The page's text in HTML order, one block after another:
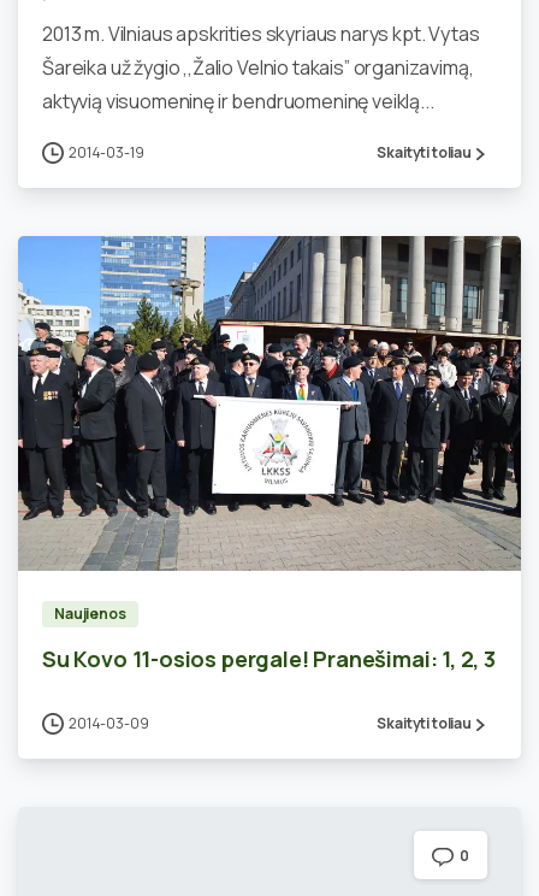
2013 m. Vilniaus apskrities skyriaus narys kpt. Vytas
Šareika už žygio ,,Žalio Velnio takais” organizavimą,
aktyvią visuomeninę ir bendruomeninę veiklą...
2014-03-19 Skaityti toliau
0
Naujienos
Su Kovo 11-osios pergale! Pranešimai: 1, 2, 3
2014-03-09 Skaityti toliau
0